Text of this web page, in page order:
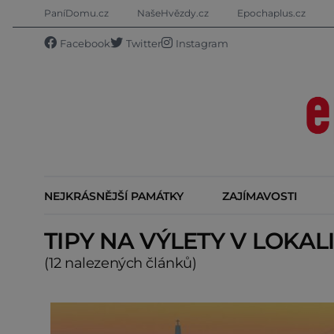
PaníDomu.cz NašeHvězdy.cz Epochaplus.cz
Facebook Twitter Instagram
NEJKRÁSNĚJŠÍ PAMÁTKY ZAJÍMAVOSTI
TIPY NA VÝLETY V
(12 nalezených článků)